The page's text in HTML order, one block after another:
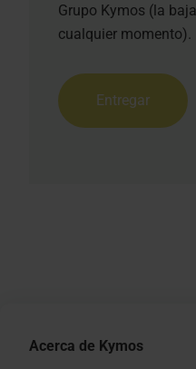
Grupo Kymos (la
cualquier momento).
Acerca de Kymos